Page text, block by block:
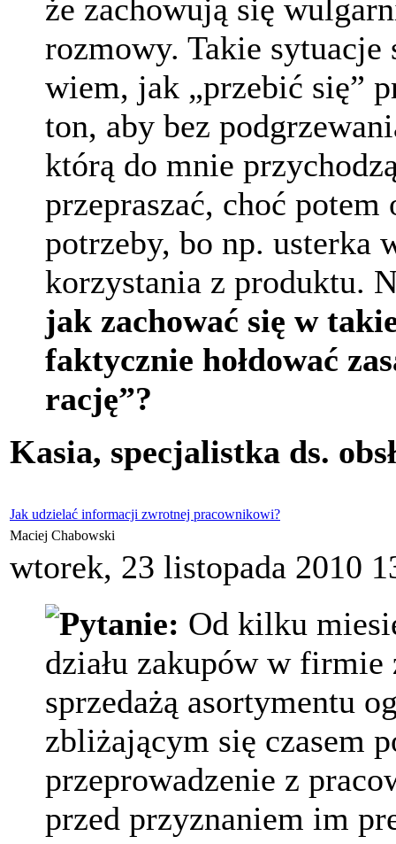
że zachowują się
rozmowy. Takie
wiem, jak „przebić się”
ton, aby bez
którą do mnie
przepraszać, choć potem
potrzeby, bo np. usterka
korzystania z produktu.
jak zachować się w
faktycznie hołdować
rację”?
Kasia, specjalistka ds.
Jak udzielać informacji zwrotnej pracownikowi?
Maciej Chabowski
wtorek, 23 listopada 2010
Pytanie: Od kilku
działu zakupów w
sprzedażą asortymentu
zbliżającym się czasem
przeprowadzenie z
przed przyznaniem im